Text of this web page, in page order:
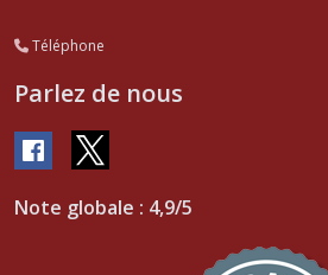
Téléphone
Parlez de nous
Note globale : 4,9/5